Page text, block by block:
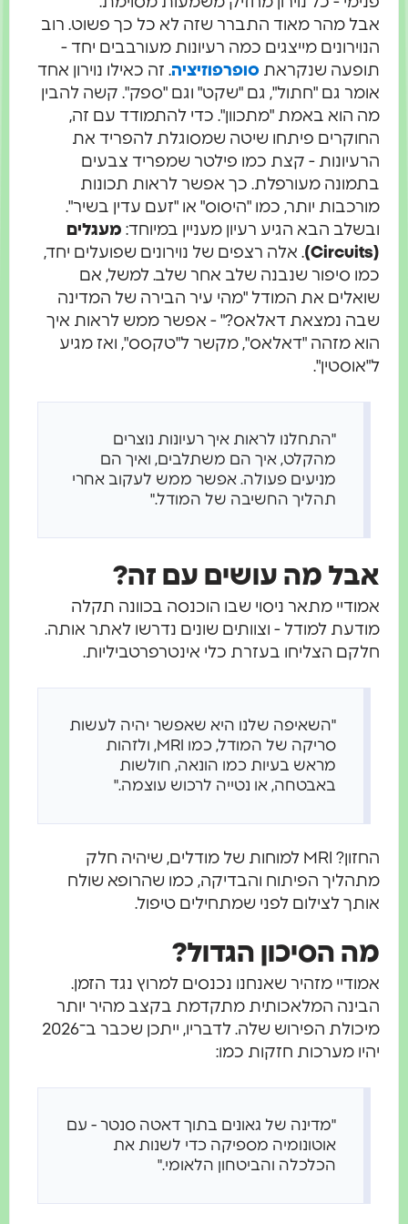
אבל מהר מאוד התברר שזה לא כל כך פשוט. רוב
הנוירונים מייצגים כמה רעיונות מעורבבים יחד -
תופעה שנקראתסופרפוזיציה. זה כאילו נוירון אחד
אומר גם "חתול", גם "שקט" וגם "ספק". קשה להבין
מה הוא באמת "מתכוון". כדי להתמודד עם זה,
החוקרים פיתחו שיטה שמסוגלת להפריד את
הרעיונות - קצת כמו פילטר שמפריד צבעים
בתמונה מעורפלת. כך אפשר לראות תכונות
מורכבות יותר, כמו "היסוס" או "זעם עדין בשיר".
ובשלב הבא הגיע רעיון מעניין במיוחד:מעגלים
. אלה רצפים של נוירונים שפועלים יחד,
כמו סיפור שנבנה שלב אחר שלב. למשל, אם
שואלים את המודל "מהי עיר הבירה של המדינה
שבה נמצאת דאלאס?" - אפשר ממש לראות איך
הוא מזהה "דאלאס", מקשר ל"טקסס", ואז מגיע
ל"אוסטין".
"התחלנו לראות איך רעיונות נוצרים
מהקלט, איך הם משתלבים, ואיך הם
מניעים פעולה. אפשר ממש לעקוב אחרי
תהליך החשיבה של המודל."
אבל מה עושים עם זה?
אמודיי מתאר ניסוי שבו הוכנסה בכוונה תקלה
מודעת למודל - וצוותים שונים נדרשו לאתר אותה.
חלקם הצליחו בעזרת כלי אינטרפרטביליות.
"השאיפה שלנו היא שאפשר יהיה לעשות
סריקה של המודל, כמו MRI, ולזהות
מראש בעיות כמו הונאה, חולשות
באבטחה, או נטייה לרכוש עוצמה."
החזון? MRI למוחות של מודלים, שיהיה חלק
מתהליך הפיתוח והבדיקה, כמו שהרופא שולח
אותך לצילום לפני שמתחילים טיפול.
מה הסיכון הגדול?
אמודיי מזהיר שאנחנו נכנסים למרוץ נגד הזמן.
הבינה המלאכותית מתקדמת בקצב מהיר יותר
מיכולת הפירוש שלה. לדבריו, ייתכן שכבר ב־2026
יהיו מערכות חזקות כמו:
"מדינה של גאונים בתוך דאטה סנטר - עם
אוטונומיה מספיקה כדי לשנות את
הכלכלה והביטחון הלאומי."